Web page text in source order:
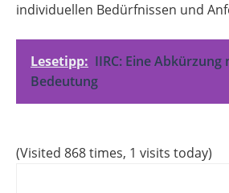
individuellen Bedürfnissen und
Lesetipp: IIRC: Eine Abkürzung
Bedeutung
(Visited 868 times, 1 visits today)